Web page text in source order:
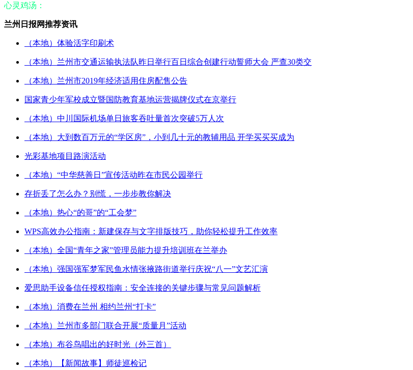
心灵鸡汤：
兰州日报网推荐资讯
（本地）体验活字印刷术
（本地）兰州市交通运输执法队昨日举行百日综合创建行动誓师大会 严查30类交
（本地）兰州市2019年经济适用住房配售公告
国家青少年军校成立暨国防教育基地运营揭牌仪式在京举行
（本地）中川国际机场单日旅客吞吐量首次突破5万人次
（本地）大到数百万元的“学区房”，小到几十元的教辅用品 开学买买买成为
光彩基地项目路演活动
（本地）“中华慈善日”宣传活动昨在市民公园举行
存折丢了怎么办？别慌，一步步教你解决
（本地）热心“的哥”的“工会梦”
WPS高效办公指南：新建保存与文字排版技巧，助你轻松提升工作效率
（本地）全国“青年之家”管理员能力提升培训班在兰举办
（本地）强国强军梦军民鱼水情张掖路街道举行庆祝“八一”文艺汇演
爱思助手设备信任授权指南：安全连接的关键步骤与常见问题解析
（本地）消费在兰州 相约兰州“打卡”
（本地）兰州市多部门联合开展“质量月”活动
（本地）布谷鸟唱出的好时光（外三首）
（本地）【新闻故事】师徒巡检记